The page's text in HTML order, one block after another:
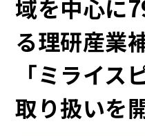
域を中心に
る理研産業
「ミライス
取り扱いを